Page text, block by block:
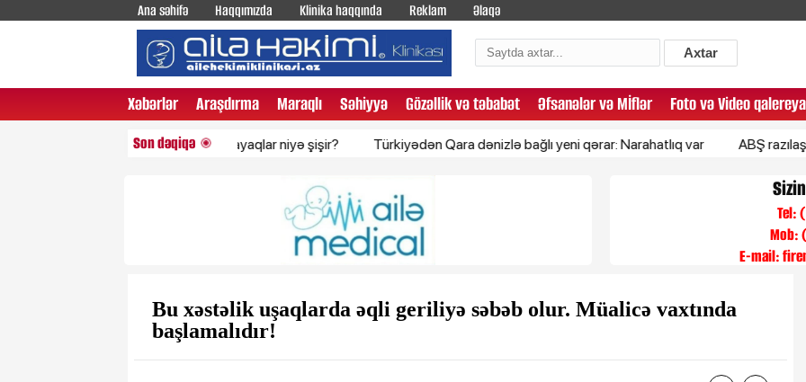
Ana səhifə Haqqımızda Klinika haqqında Reklam Əlaqə
Axtar
Xəbərlər Araşdırma Maraqlı Səhiyyə Gözəllik və təbabət Əfsanələr və Mİflər Foto və Video qalereya
Son dəqiqə
İsti havalarda ayaqlar niyə şişir? Türkiyədən Qara dənizlə bağlı yeni qərar: Narahatlıq var ABŞ razılaşmağa
Tel:
Mob:
E-mail:
Bu xəstəlik uşaqlarda əqli geriliyə səbəb olur. Müalicə vaxtında
başlamalıdır!